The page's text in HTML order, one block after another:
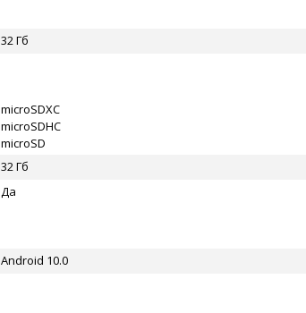
32 Гб
microSDXC
microSDHC
microSD
32 Гб
Да
Android 10.0